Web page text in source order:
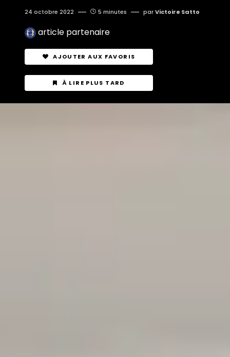
24 octobre 2022 5 minutes parVictoire Satto
article partenaire
AJOUTER AUX FAVORIS
À LIRE PLUS TARD